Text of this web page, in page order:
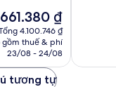
₫
₫
4.100.746 ₫
gồm thuế & phí
23/08 - 24/08
xét
tương tự